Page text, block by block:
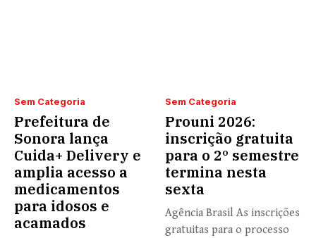
Sem Categoria
Prefeitura de
Sonora lança
Cuida+ Delivery e
amplia acesso a
medicamentos
para idosos e
acamados
Sem Categoria
Prouni 2026:
inscrição gratuita
para o 2º semestre
termina nesta
sexta
Agência Brasil As inscrições
gratuitas para o processo